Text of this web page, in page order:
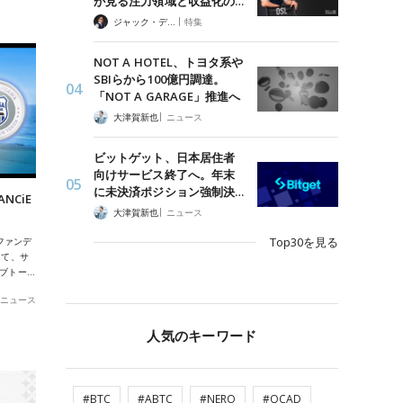
ァンデ
、サ
トー…
ニュース
ジャック・デロン（Jack Derong） | 特集
NOT A HOTEL、トヨタ系や
SBIらから100億円調達。
「NOT A GARAGE」推進へ
大津賀新也| ニュース
ビットゲット、日本居住者
向けサービス終了へ。年末
に未決済ポジション強制決…
大津賀新也| ニュース
Top30を見る
人気のキーワード
#BTC #ABTC #NERO #QCAD